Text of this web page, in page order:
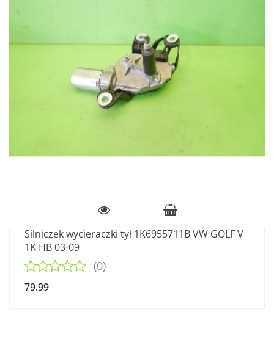
Silniczek wycieraczki tył 1K6955711B VW GOLF V
1K HB 03-09
(0)
79.99